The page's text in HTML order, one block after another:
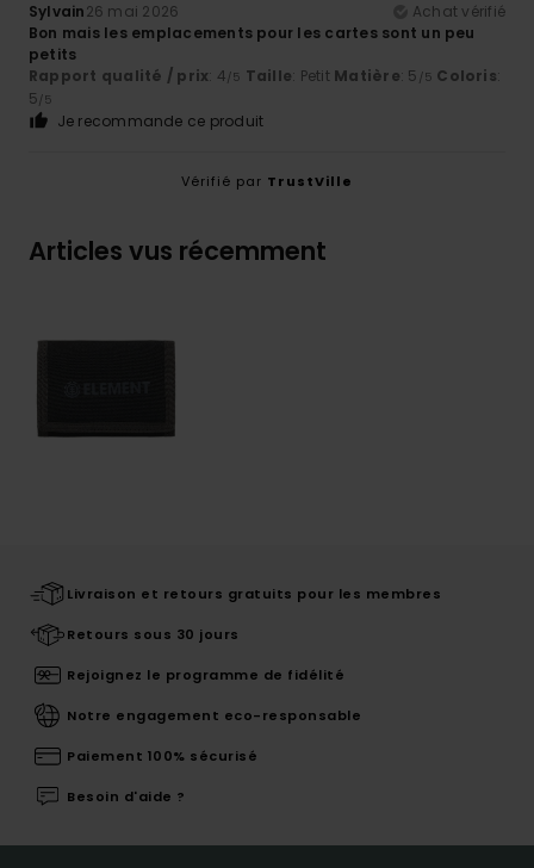
Sylvain26 mai 2026
Achat vérifié
Bon mais les emplacements pour les cartes sont un peu
petits
Rapport qualité / prix: 4/5 Taille: Petit Matière: 5 /5 Coloris:
5/5
Je recommande ce produit
Vérifié par TrustVille
Articles vus récemment
Livraison et retours gratuits pour les membres
Retours sous 30 jours
Rejoignez le programme de fidélité
Notre engagement eco-responsable
Paiement 100% sécurisé
Besoin d'aide ?